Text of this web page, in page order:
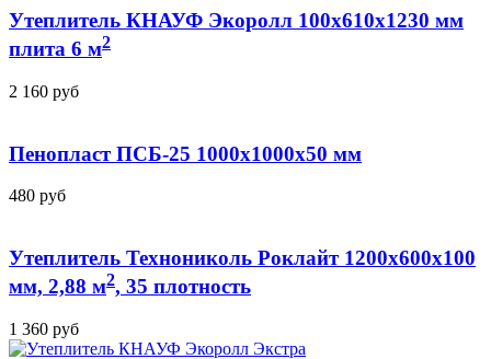
Утеплитель КНАУФ Экоролл 100x610x1230 мм
плита 6 м2
2 160 руб
Пенопласт ПСБ-25 1000x1000x50 мм
480 руб
Утеплитель Технониколь Роклайт 1200x600x100
мм, 2,88 м2, 35 плотность
1 360 руб